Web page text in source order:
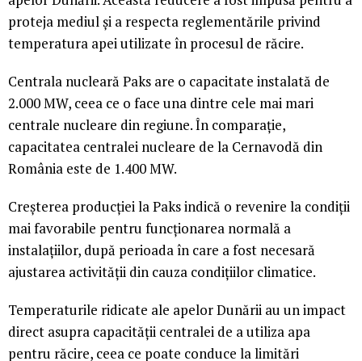
proteja mediul și a respecta reglementările privind
temperatura apei utilizate în procesul de răcire.
Centrala nucleară Paks are o capacitate instalată de
2.000 MW, ceea ce o face una dintre cele mai mari
centrale nucleare din regiune. În comparație,
capacitatea centralei nucleare de la Cernavodă din
România este de 1.400 MW.
Creșterea producției la Paks indică o revenire la condiții
mai favorabile pentru funcționarea normală a
instalațiilor, după perioada în care a fost necesară
ajustarea activității din cauza condițiilor climatice.
Temperaturile ridicate ale apelor Dunării au un impact
direct asupra capacității centralei de a utiliza apa
pentru răcire, ceea ce poate conduce la limitări